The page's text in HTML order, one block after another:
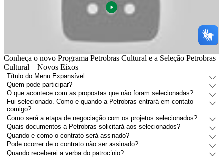
Conheça o novo Programa Petrobras Cultural e a Seleção Petrobras
Cultural – Novos Eixos
Título do Menu Expansível
Quem pode participar?
O que acontece com as propostas que não foram selecionadas?
Fui selecionado. Como e quando a Petrobras entrará em contato
comigo?
Como será a etapa de negociação com os projetos selecionados?
Quais documentos a Petrobras solicitará aos selecionados?
Quando e como o contrato será assinado?
Pode ocorrer de o contrato não ser assinado?
Quando receberei a verba do patrocínio?